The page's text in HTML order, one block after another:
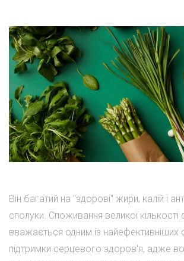
Він багатий на "здорові" жири, калій і
сполуки. Споживання великої кількості
вважається одним із найефективніших
підтримки серцевого здоров'я, адже